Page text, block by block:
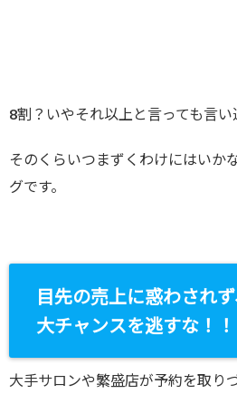
8割？いやそれ以上と言っても言い
そのくらいつまずくわけにはいか
グです。
目先の売上に惑わされ
大チャンスを逃すな！！
大手サロンや繁盛店が予約を取り